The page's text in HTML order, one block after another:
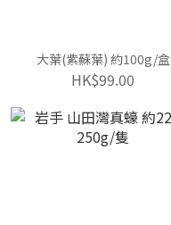
大葉(紫蘇葉) 約100g/盒
HK$99.00